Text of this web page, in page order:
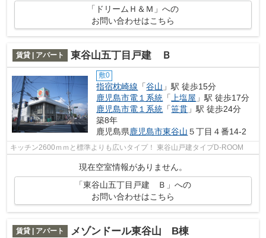
「ドリームＨ＆Ｍ」への
お問い合わせはこちら
賃貸 | アパート 東谷山五丁目戸建 Ｂ
敷0
指宿枕崎線 「谷山 」駅 徒歩15分
鹿児島市電１系統 「上塩屋 」駅 徒歩17分
鹿児島市電１系統 「笹貫 」駅 徒歩24分
築8年
鹿児島県鹿児島市東谷山 ５丁目４番14-2
キッチン2600ｍｍと標準よりも広いタイプ！ 東谷山戸建タイプD-ROOM
現在空室情報がありません。
「東谷山五丁目戸建 Ｂ」への
お問い合わせはこちら
賃貸 | アパート メゾンドール東谷山 B棟